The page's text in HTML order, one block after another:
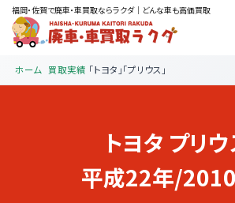
福岡・佐賀で廃車・車買取ならラクダ｜どんな車も高価買取
ホーム 買取実績 「トヨタ」「プリウス」
トヨタ プリ
平成22年/